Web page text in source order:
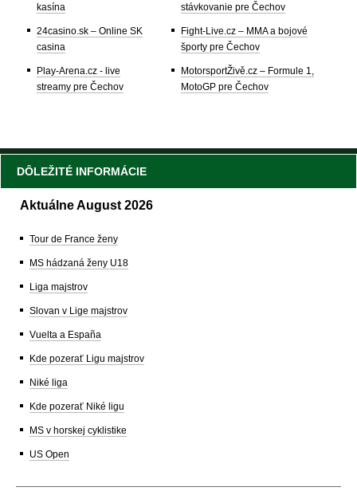
kasína
24casino.sk – Online SK
casina
Play-Arena.cz - live
streamy pre Čechov
stávkovanie pre Čechov
Fight-Live.cz – MMA a bojové
športy pre Čechov
MotorsportŽivě.cz – Formule 1,
MotoGP pre Čechov
DÔLEŽITÉ INFORMÁCIE
Aktuálne August 2026
Tour de France ženy
MS hádzaná ženy U18
Liga majstrov
Slovan v Lige majstrov
Vuelta a España
Kde pozerať Ligu majstrov
Niké liga
Kde pozerať Niké ligu
MS v horskej cyklistike
US Open